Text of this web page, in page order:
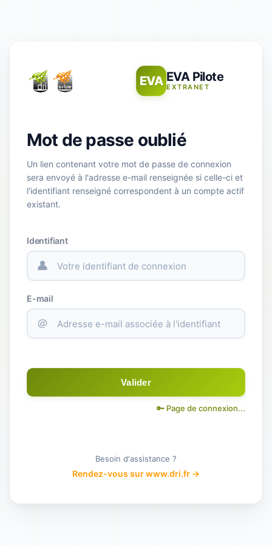
EVA EVA Pilote
EXTRANET
Mot de passe oublié
Un lien contenant votre mot de passe de connexion
sera envoyé à l'adresse e-mail renseignée si celle-ci et
l'identifiant renseigné correspondent à un compte actif
existant.
Identifiant
👤
E-mail
＠
Valider
🔑 Page de connexion...
Besoin d'assistance ?
Rendez-vous sur www.dri.fr →